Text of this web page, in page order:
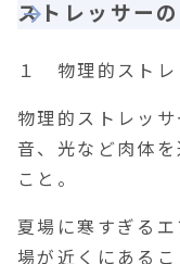
ストレッサー
１ 物理的ストレ
物理的ストレッ
音、光など肉体
こと。
夏場に寒すぎる
場が近くにある